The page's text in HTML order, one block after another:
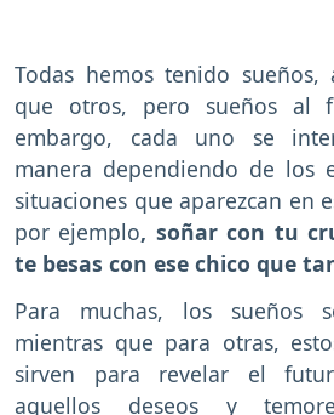
Todas hemos tenido sueños,
que otros, pero sueños al
embargo, cada uno se
manera dependiendo de los
situaciones que aparezcan en
por ejemplo, soñar con tu
te besas con ese chico que
Para muchas, los sueños
mientras que para otras,
sirven para revelar el
aquellos deseos y